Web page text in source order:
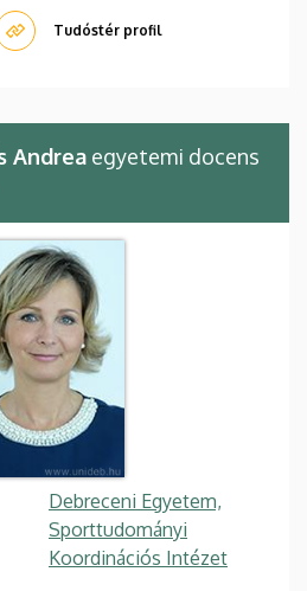
Tudóstér profil
Andrea egyetemi docens
Debreceni Egyetem,
Sporttudományi
Koordinációs Intézet